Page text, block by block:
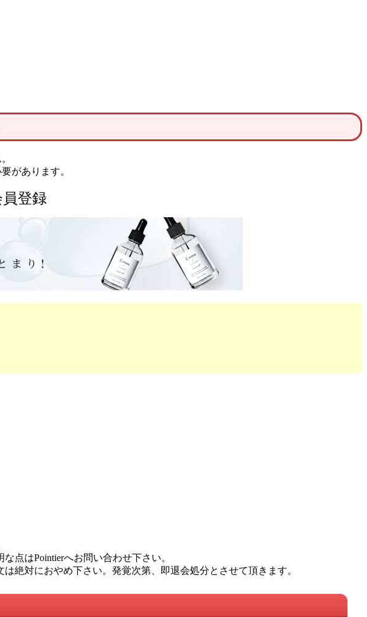
があります。
登録
点はPointierへお問い合わせ下さい。
絶対におやめ下さい。発覚次第、即退会処分とさせて頂きます。